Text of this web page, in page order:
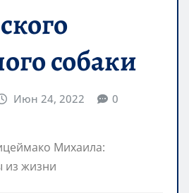
собаки
Июн 24, 2022 0